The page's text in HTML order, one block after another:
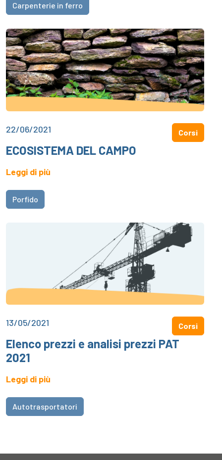
Carpenterie in ferro
22/06/2021 Corsi
ECOSISTEMA DEL CAMPO
Leggi di più
Porfido
13/05/2021 Corsi
Elenco prezzi e analisi prezzi PAT
2021
Leggi di più
Autotrasportatori